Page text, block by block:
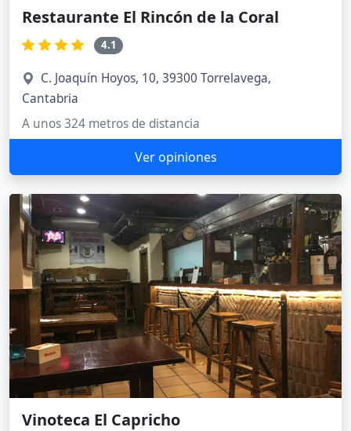
Restaurante El Rincón de la Coral
4.1
C. Joaquín Hoyos, 10, 39300 Torrelavega,
Cantabria
A unos 324 metros de distancia
Ver opiniones
Vinoteca El Capricho